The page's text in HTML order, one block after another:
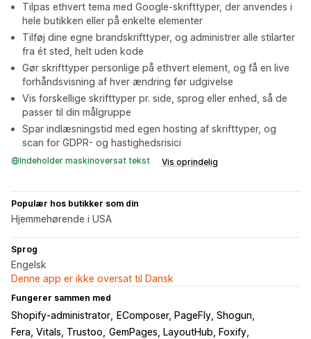
Tilpas ethvert tema med Google-skrifttyper, der anvendes i
hele butikken eller på enkelte elementer
Tilføj dine egne brandskrifttyper, og administrer alle stilarter
fra ét sted, helt uden kode
Gør skrifttyper personlige på ethvert element, og få en live
forhåndsvisning af hver ændring før udgivelse
Vis forskellige skrifttyper pr. side, sprog eller enhed, så de
passer til din målgruppe
Spar indlæsningstid med egen hosting af skrifttyper, og
scan for GDPR- og hastighedsrisici
Indeholder maskinoversat tekst Vis oprindelig
Populær hos butikker som din
Hjemmehørende i USA
Sprog
Engelsk
Denne app er ikke oversat til Dansk
Fungerer sammen med
Shopify-administrator
EComposer, PageFly, Shogun
Fera, Vitals, Trustoo GemPages, LayoutHub, Foxify